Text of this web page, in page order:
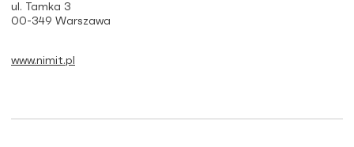
ul. Tamka 3
00-349 Warszawa
www.nimit.pl